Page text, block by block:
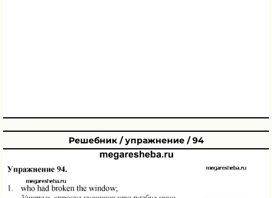
Решебник / упражнение / 94